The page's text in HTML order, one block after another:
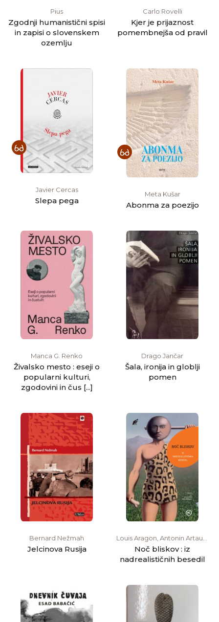
Pius
Zgodnji humanistični spisi
in zapisi o slovenskem
ozemlju
Carlo Rovelli
Kjer je prijaznost
pomembnejša od pravil
Javier Cercas
Slepa pega
Meta Kušar
Abonma za poezijo
Manca G. Renko
Živalsko mesto : eseji o
popularni kulturi,
zgodovini in čus [...]
Drago Jančar
Šala, ironija in globlji
pomen
Bernard Nežmah
Jelcinova Rusija
Louis Aragon, Antonin Artaud,
André Breton, René Char,
Robert Desnos, Paul Éluard,
Noč bliskov : iz
nadrealističnih besedil